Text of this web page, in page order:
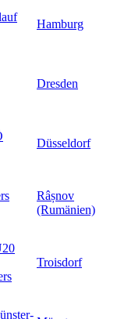
Hamburg
Dresden
Düsseldorf
Râșnov
(Rumänien)
Troisdorf